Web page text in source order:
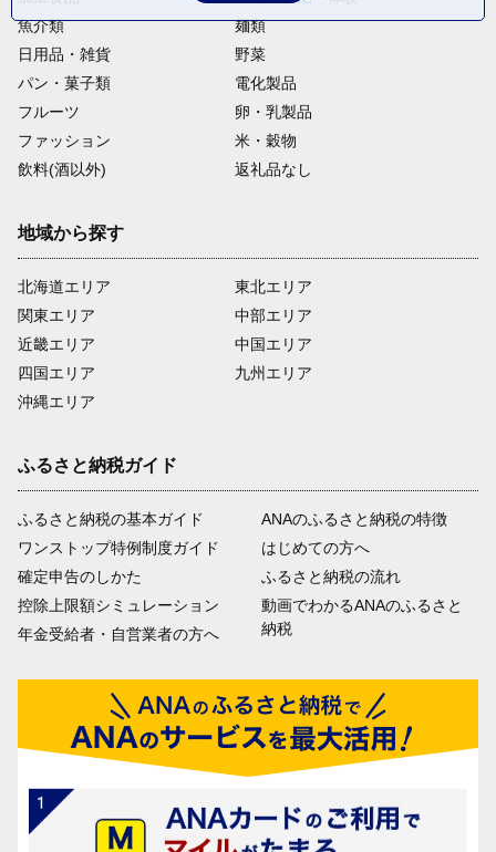
魚介類
麺類
日用品・雑貨
野菜
パン・菓子類
電化製品
フルーツ
卵・乳製品
ファッション
米・穀物
飲料(酒以外)
返礼品なし
地域から探す
北海道エリア
関東エリア
近畿エリア
四国エリア
沖縄エリア
東北エリア
中部エリア
中国エリア
九州エリア
ふるさと納税ガイド
ふるさと納税の基本ガイド
ワンストップ特例制度ガイド
確定申告のしかた
控除上限額シミュレーション
年金受給者・自営業者の方へ
ANAのふるさと納税の特徴
はじめての方へ
ふるさと納税の流れ
動画でわかるANAのふるさと
納税